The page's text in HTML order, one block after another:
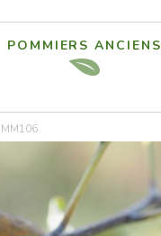
POMMIERS ANCIENS